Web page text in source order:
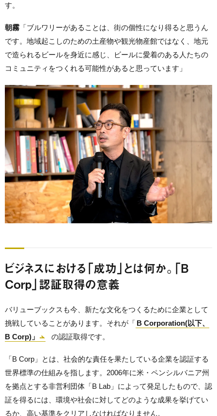
す。
朝霧 「ブルワリーがあることは、街の個性になり得ると思うん
です。地域起こしのための土産物や観光物産館ではなく、地元
で造られるビールを身近に感じ、ビールに愛着のある人たちの
コミュニティをつくれる可能性があると思っています」
ビジネスにおける「成功」とは何か。「B
Corp」認証取得の意義
バリューブックスも今、新たな文化をつくるために企業として
挑戦していることがあります。それが「 B Corporation(以下、
B Corp)」
の認証取得です。
「B Corp」とは、社会的な責任を果たしている企業を認証する
世界標準の仕組みを指します。2006年に米・ペンシルバニア州
を拠点とする非営利団体「B Lab」によって発足したもので、認
証を得るには、環境や社会に対してどのような成果を挙げてい
るか、高い基準をクリアしなければなりません。